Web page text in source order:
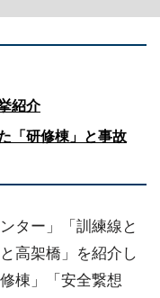
紹介
「研修棟」と事故
ター」「訓練線と
高架橋」を紹介し
棟」「安全繋想